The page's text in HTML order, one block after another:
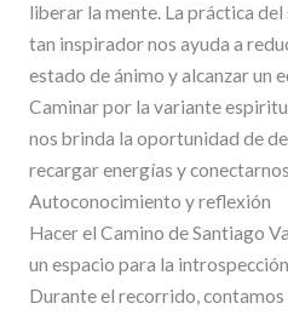
liberar la mente. La práctica
tan inspirador nos ayuda a
estado de ánimo y alcanzar un
Caminar por la variante
nos brinda la oportunidad de
recargar energías y
Autoconocimiento y reflexión
Hacer el Camino de Santiago
un espacio para la
Durante el recorrido,